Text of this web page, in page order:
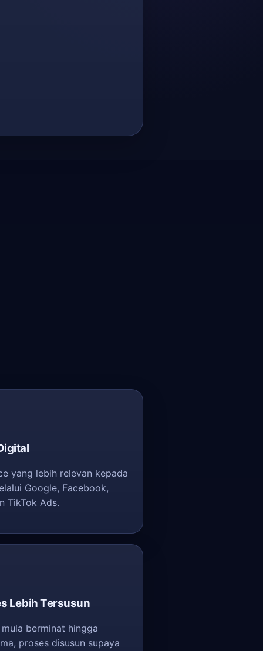
yang lebih relevan kepada
Google, Facebook,
TikTok Ads.
Lebih Tersusun
berminat hingga
proses disusun supaya